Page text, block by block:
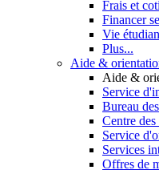
Frais et
Financer
Vie
Plus...
Aide &
Aide &
Service
Bureau
Centre
Service
Services
Offres de